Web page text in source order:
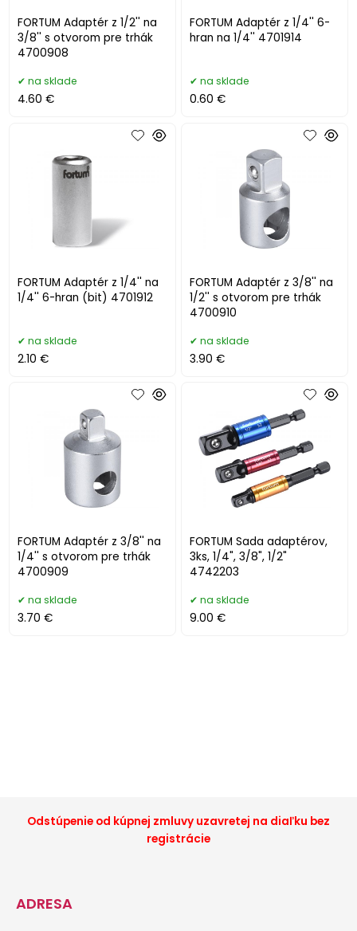
FORTUM Adaptér z 1/2'' na
3/8'' s otvorom pre trhák
4700908
na sklade
4.60 €
FORTUM Adaptér z 1/4'' 6-
hran na 1/4'' 4701914
na sklade
0.60 €
FORTUM Adaptér z 1/4'' na
1/4'' 6-hran (bit) 4701912
na sklade
2.10 €
FORTUM Adaptér z 3/8'' na
1/2'' s otvorom pre trhák
4700910
na sklade
3.90 €
FORTUM Adaptér z 3/8'' na
1/4'' s otvorom pre trhák
4700909
na sklade
3.70 €
FORTUM Sada adaptérov,
3ks, 1/4", 3/8", 1/2"
4742203
na sklade
9.00 €
Odstúpenie od kúpnej zmluvy uzavretej na diaľku bez
registrácie
ADRESA